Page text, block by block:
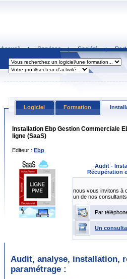
Accueil | Services | Société |
Logiciel Formation
Installation Ebp Gestion Commerciale
ligne (SaaS)
Editeur : Ebp
Audit -
Récupération
nous vous invitons à
un de nos consultants
Par
Un
Audit, analyse, installation,
paramétrage :